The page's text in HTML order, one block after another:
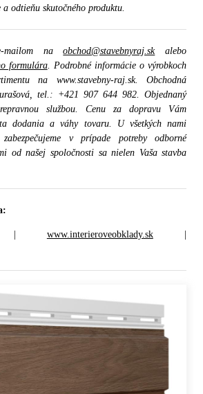
odtieňu skutočného produktu.
mailom naobchod@stavebnyraj.skalebo
formulára. Podrobné informácie o výrobkoch
na www.stavebny-raj.sk. Obchodná
tel.: +421 907 644 982. Objednaný
službou. Cenu za dopravu Vám
dodania a váhy tovaru. U všetkých nami
zabezpečujeme v prípade potreby odborné
od našej spoločnosti sa nielen Vaša stavba
www.interieroveobklady.sk|